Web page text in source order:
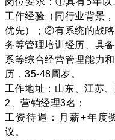
工作经验（同行业背景
优先）；②有系统的战
务等管理培训经历、具
系等综合经营管理能力
历，35-48周岁。
工作地址：山东、江苏、
2、营销经理3名；
工资待遇：月薪+年度
议。